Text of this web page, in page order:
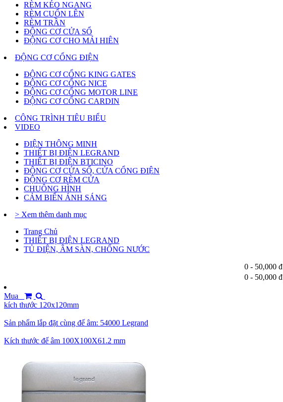
RÈM KÉO NGANG
RÈM CUỐN LÊN
RÈM TRẦN
ĐỘNG CƠ CỬA SỔ
ĐỘNG CƠ CHO MÁI HIÊN
ĐỘNG CƠ CỔNG ĐIỆN
ĐỘNG CƠ CỔNG KING GATES
ĐỘNG CƠ CỔNG NICE
ĐỘNG CƠ CỔNG MOTOR LINE
ĐỘNG CƠ CỔNG CARDIN
CÔNG TRÌNH TIÊU BIỂU
VIDEO
ĐIỆN THÔNG MINH
THIẾT BỊ ĐIỆN LEGRAND
THIẾT BỊ ĐIỆN BTICINO
ĐỘNG CƠ CỬA SỔ, CỬA CỔNG ĐIỆN
ĐỘNG CƠ RÈM CỬA
CHUÔNG HÌNH
CẢM BIẾN ÁNH SÁNG
> Xem thêm danh mục
Trang Chủ
THIẾT BỊ ĐIỆN LEGRAND
TỦ ĐIỆN, ÂM SÀN, CHỐNG NƯỚC
0 - 50,000 đ
0 - 50,000 đ
Mua
kích thước 120x120mm
Sản phẩm lắp đặt cùng đế âm: 54000 Legrand
Kích thước đế âm 100X100X61.2 mm